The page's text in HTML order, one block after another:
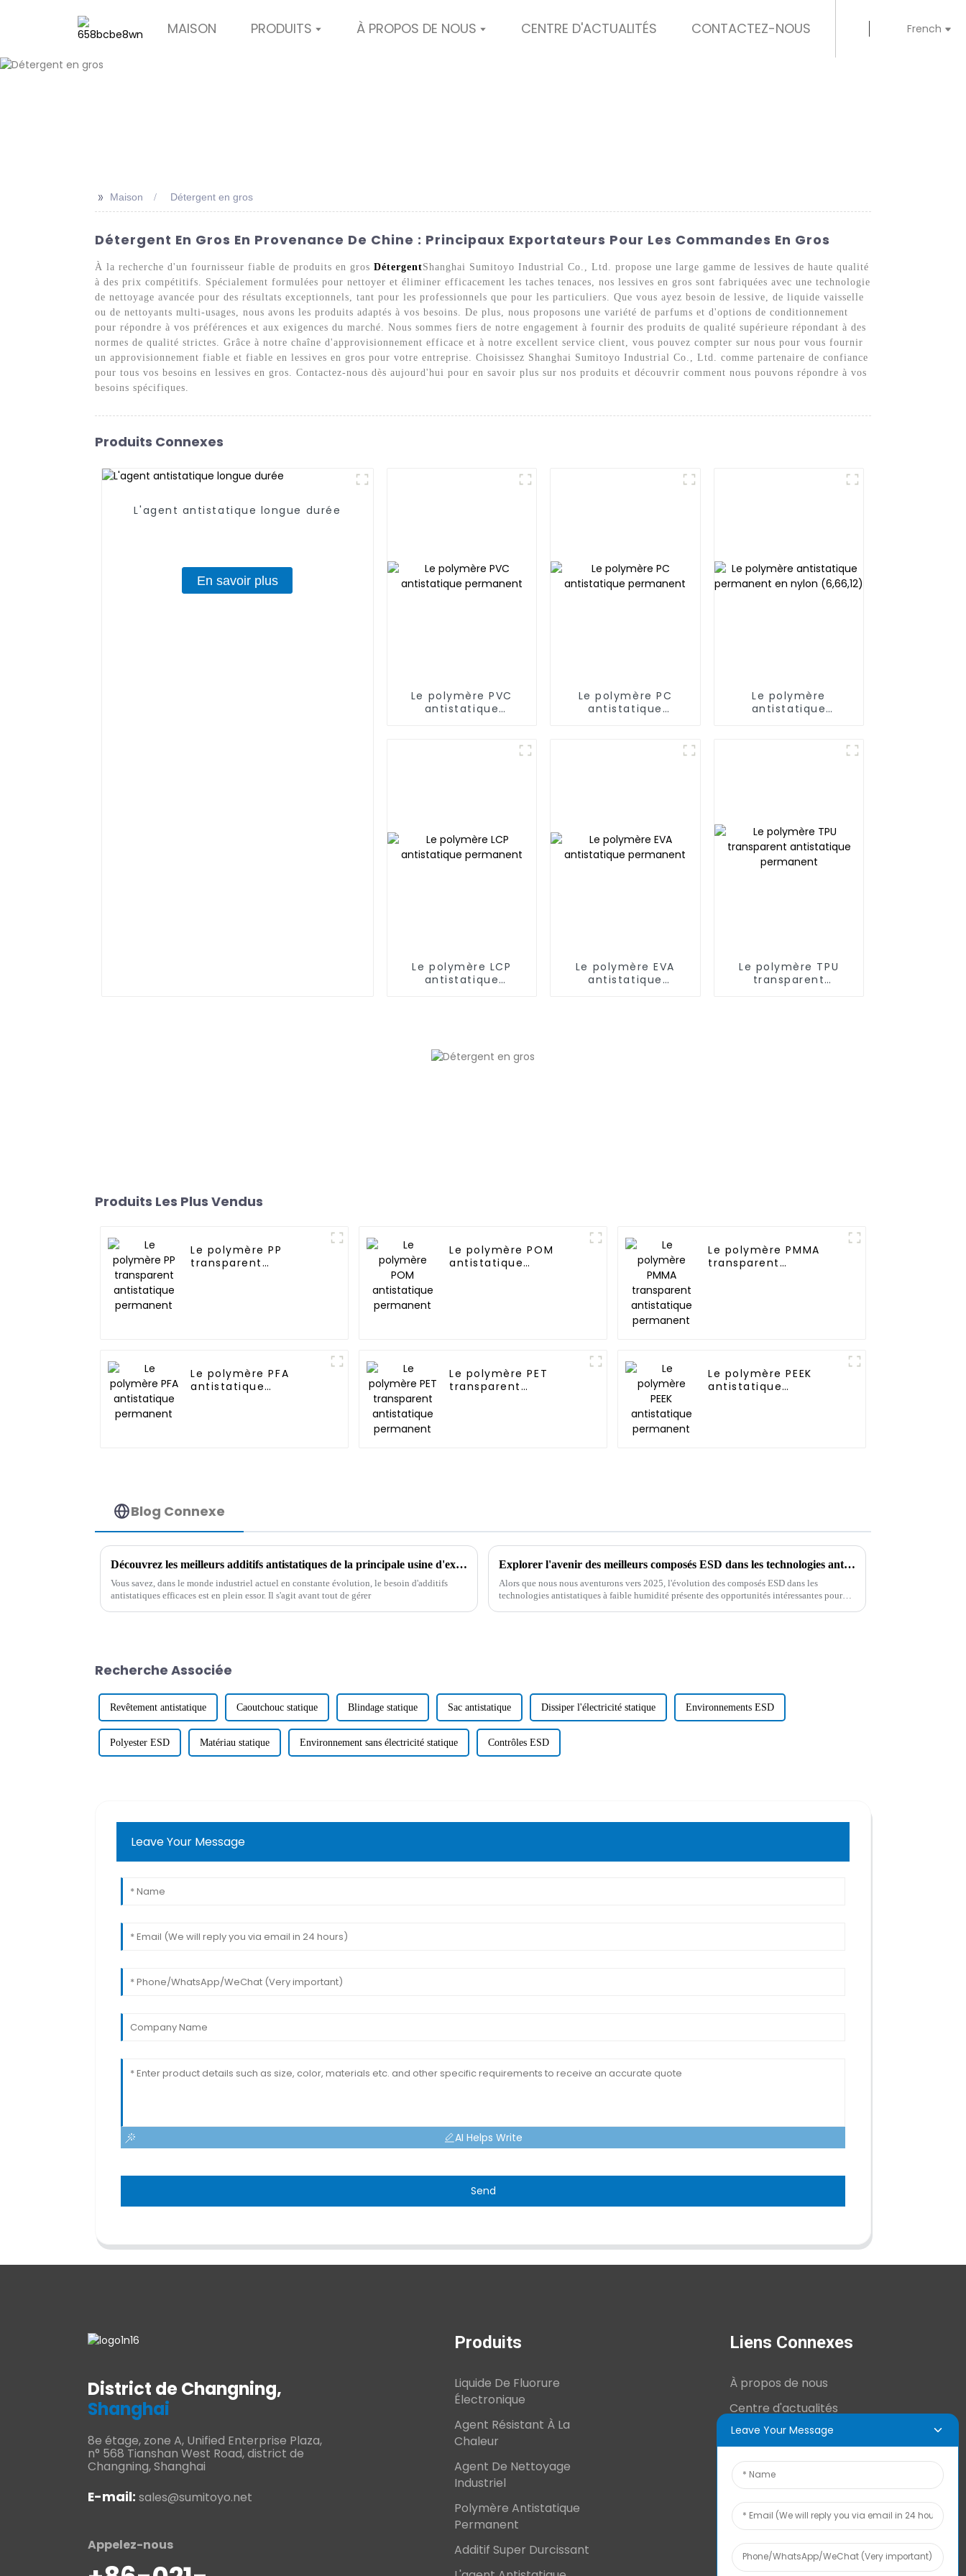
MAISON PRODUITS À PROPOS DE NOUS CENTRE D'ACTUALITÉS CONTACTEZ-NOUS French
>> Maison Détergent en gros
Détergent En Gros En Provenance De Chine : Principaux Exportateurs Pour Les Commandes En Gros
À la recherche d'un fournisseur fiable de produits en gros DétergentShanghai Sumitoyo Industrial Co., Ltd. propose une large gamme de lessives de haute qualité
à des prix compétitifs. Spécialement formulées pour nettoyer et éliminer efficacement les taches tenaces, nos lessives en gros sont fabriquées avec une technologie
de nettoyage avancée pour des résultats exceptionnels, tant pour les professionnels que pour les particuliers. Que vous ayez besoin de lessive, de liquide vaisselle
ou de nettoyants multi-usages, nous avons les produits adaptés à vos besoins. De plus, nous proposons une variété de parfums et d'options de conditionnement
pour répondre à vos préférences et aux exigences du marché. Nous sommes fiers de notre engagement à fournir des produits de qualité supérieure répondant à des
normes de qualité strictes. Grâce à notre chaîne d'approvisionnement efficace et à notre excellent service client, vous pouvez compter sur nous pour vous fournir
un approvisionnement fiable et fiable en lessives en gros pour votre entreprise. Choisissez Shanghai Sumitoyo Industrial Co., Ltd. comme partenaire de confiance
pour tous vos besoins en lessives en gros. Contactez-nous dès aujourd'hui pour en savoir plus sur nos produits et découvrir comment nous pouvons répondre à vos
besoins spécifiques.
Produits Connexes
L'agent antistatique longue durée
En savoir plus
Le polymère PVC
antistatique
Le polymère PC
antistatique
Le polymère
antistatique
Le polymère LCP
antistatique
Le polymère EVA
antistatique
Le polymère TPU
transparent
Produits Les Plus Vendus
Le polymère PP
transparent
Le polymère POM
antistatique
Le polymère PMMA
transparent
Le polymère PFA
antistatique
Le polymère PET
transparent
Le polymère PEEK
antistatique
Blog Connexe
Découvrez les meilleurs additifs antistatiques de la principale usine d'exportation de Chine
Vous savez, dans le monde industriel actuel en constante évolution, le besoin d'additifs
antistatiques efficaces est en plein essor. Il s'agit avant tout de gérer
Explorer l'avenir des meilleurs composés ESD dans les technologies antistatiques à faible humidité et leurs alternatives pour 2025
Alors que nous nous aventurons vers 2025, l'évolution des composés ESD dans les
technologies antistatiques à faible humidité présente des opportunités intéressantes pour
Recherche Associée
Revêtement antistatique Caoutchouc statique Blindage statique Sac antistatique Dissiper l'électricité statique Environnements ESD
Polyester ESD Matériau statique Environnement sans électricité statique Contrôles ESD
Leave Your Message
AI Helps Write
Send
District de Changning,
Shanghai
8e étage, zone A, Unified Enterprise Plaza,
n° 568 Tianshan West Road, district de
Changning, Shanghai
E-mail: sales@sumitoyo.net
Appelez-nous
Produits
Liquide De Fluorure
Électronique
Agent Résistant À La
Chaleur
Agent De Nettoyage
Industriel
Polymère Antistatique
Permanent
Additif Super Durcissant
Liens Connexes
À propos de nous
Centre d'actualités
Informations techniques
Contactez-nous
Leave Your Message